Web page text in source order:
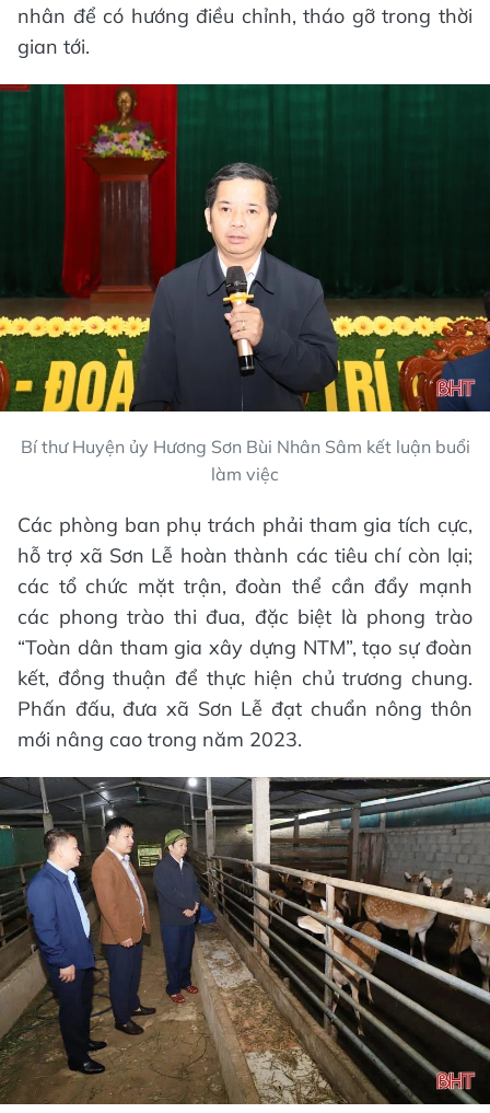
nhân để có hướng điều chỉnh, tháo gỡ trong thời
gian tới.
Bí thư Huyện ủy Hương Sơn Bùi Nhân Sâm kết luận buổi
làm việc
Các phòng ban phụ trách phải tham gia tích cực,
hỗ trợ xã Sơn Lễ hoàn thành các tiêu chí còn lại;
các tổ chức mặt trận, đoàn thể cần đẩy mạnh
các phong trào thi đua, đặc biệt là phong trào
“Toàn dân tham gia xây dựng NTM”, tạo sự đoàn
kết, đồng thuận để thực hiện chủ trương chung.
Phấn đấu, đưa xã Sơn Lễ đạt chuẩn nông thôn
mới nâng cao trong năm 2023.